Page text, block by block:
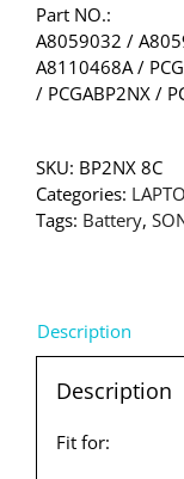
Part NO.:
A8059032 /
A8110468A /
/ PCGABP2NX /
SKU: BP2NX 8C
Categories:
Tags: Battery,
Description
Description
Fit for: